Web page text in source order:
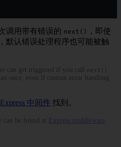
调用带有错误的 next()
，即使
默认错误处理程序也可能被触
can get triggered if you call next()
once, even if custom error handling
Express 中间件 找到。
can be found at Express middleware